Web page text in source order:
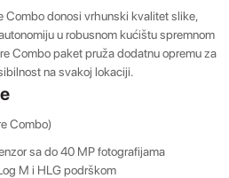
Combo donosi vrhunski kvalitet slike,
u robusnom kućištu spremnom
Combo paket pruža dodatnu opremu za
na svakoj lokaciji.
Combo)
sa do 40 MP fotografijama
M i HLG podrškom